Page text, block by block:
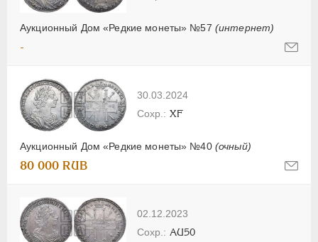
Аукционный Дом «Редкие монеты» №57 (интернет)
-
30.03.2024
Аукционный Дом «Редкие монеты» №40 (очный)
XF
80 000 RUB
02.12.2023
AU50